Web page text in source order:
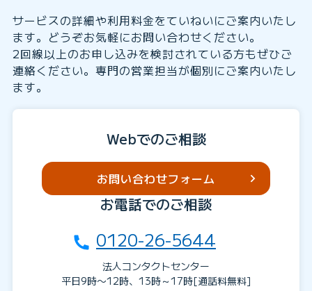
サービスの詳細や利用料金をていねいにご案内いたし
ます。どうぞお気軽にお問い合わせください。
2回線以上のお申し込みを検討されている方もぜひご
連絡ください。専門の営業担当が個別にご案内いたし
ます。
Webでのご相談
お問い合わせフォーム
お電話でのご相談
0120-26-5644
法人コンタクトセンター
平日9時〜12時、13時～17時[通話料無料]